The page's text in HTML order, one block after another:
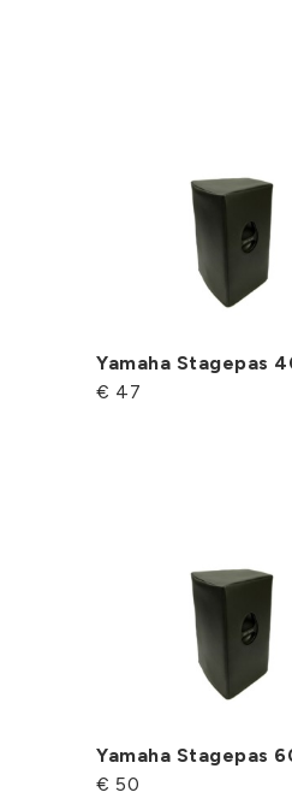
Yamaha Stagepas
€ 47
Yamaha Stagepas
€ 50